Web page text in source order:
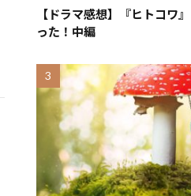
【ドラマ感想】『ヒトコワ
った！中編